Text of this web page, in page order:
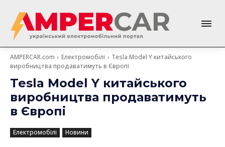
AMPERCAR.com Електромобілі
Tesla Model Y китайського
виробництва продаватимуть в Європі
Tesla Model Y китайського
виробництва продаватимуть
в Європі
Електромобілі Новини